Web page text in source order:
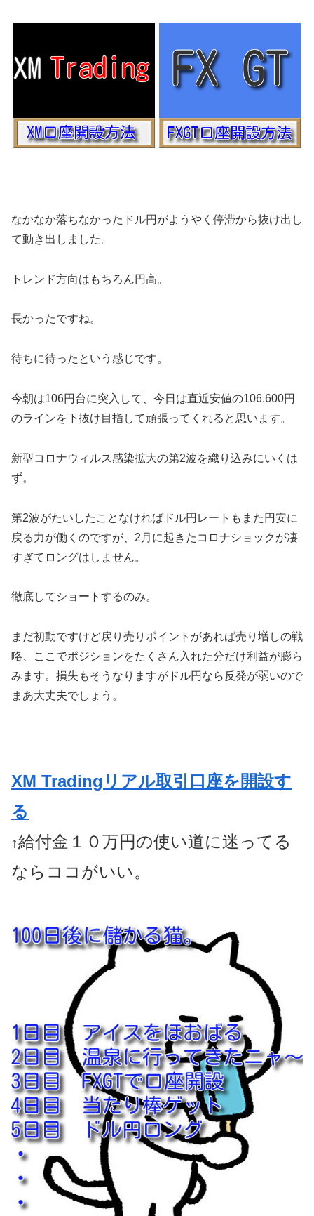
なかなか落ちなかったドル円がようやく停滞から抜け出し
て動き出しました。
トレンド方向はもちろん円高。
長かったですね。
待ちに待ったという感じです。
今朝は106円台に突入して、今日は直近安値の106.600円
のラインを下抜け目指して頑張ってくれると思います。
新型コロナウィルス感染拡大の第2波を織り込みにいくは
ず。
第2波がたいしたことなければドル円レートもまた円安に
戻る力が働くのですが、2月に起きたコロナショックが凄
すぎてロングはしません。
徹底してショートするのみ。
まだ初動ですけど戻り売りポイントがあれば売り増しの戦
略、ここでポジションをたくさん入れた分だけ利益が膨ら
みます。損失もそうなりますがドル円なら反発が弱いので
まあ大丈夫でしょう。
XM Tradingリアル取引口座を開設す
る
↑給付金１０万円の使い道に迷ってる
ならココがいい。